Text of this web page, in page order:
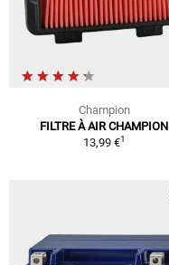
Champion
FILTRE À AIR CHAMPION
13,99 €1